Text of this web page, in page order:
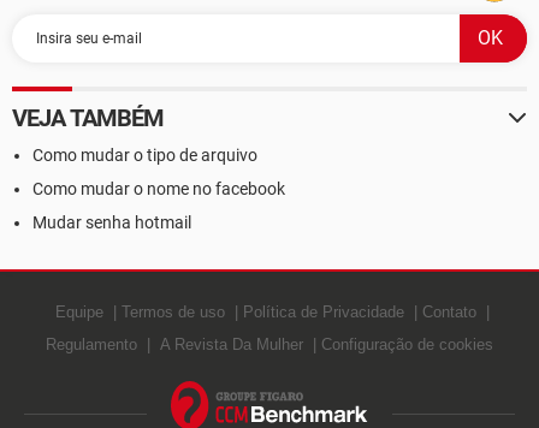
VEJA TAMBÉM
Como mudar o tipo de arquivo
Como mudar o nome no facebook
Mudar senha hotmail
Equipe Termos de uso Política de Privacidade
Contato
Regulamento
A Revista Da Mulher Configuração de cookies